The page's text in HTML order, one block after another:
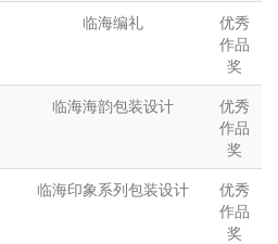
临海编礼
优秀
作品
奖
临海海韵包装设计
优秀
作品
奖
临海印象系列包装设计
优秀
作品
奖